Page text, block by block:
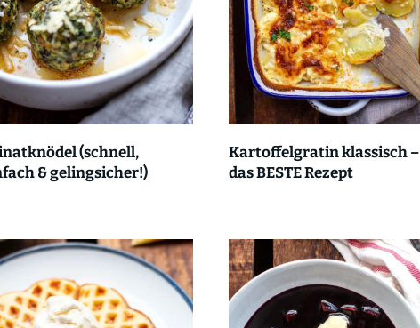
(schnell,
& gelingsicher!)
Kartoffelgratin klassisch –
das BESTE Rezept